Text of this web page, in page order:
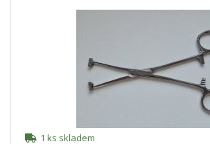
1 ks skladem